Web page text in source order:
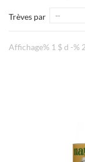
Trèves par
Affichage% 1 $ d -%